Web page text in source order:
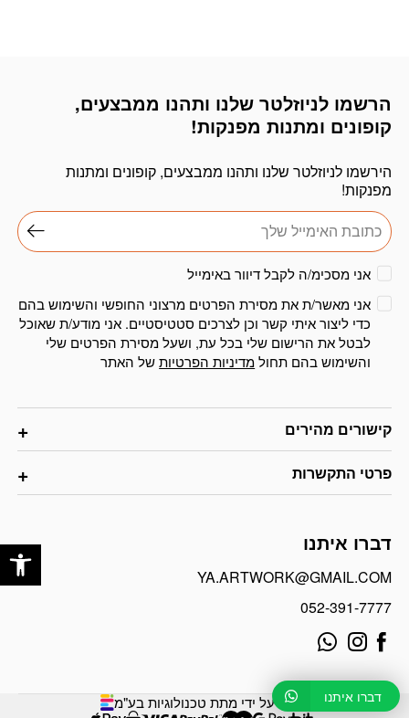
קישורים מהירים
פרטי התקשרות
דברו איתנו
YA.ARTWORK@GMAIL.COM
052-391-7777
הרשמו לניוזלטר שלנו ותהנו ממבצעים,
קופונים ומתנות מפנקות!
הירשמו לניוזלטר שלנו ותהנו ממבצעים, קופונים ומתנות
מפנקות!
דוא׳׳ל
אני מסכימ/ה לקבל דיוור באימייל
אני מאשר/ת את מסירת הפרטים מרצוני החופשי והשימוש בהם
כדי ליצור איתי קשר וכן לצרכים סטטיסטיים. אני מודע/ת שאוכל
לבטל את הרישום שלי בכל עת, ושעל מסירת הפרטים שלי
והשימוש בהם תחולמדיניות הפרטיותשל האתר
פותח על ידי מתת טכנולוגיות בע"מ דברו איתנו